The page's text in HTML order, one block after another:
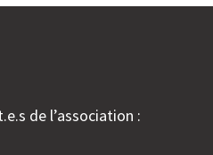
de l’association :